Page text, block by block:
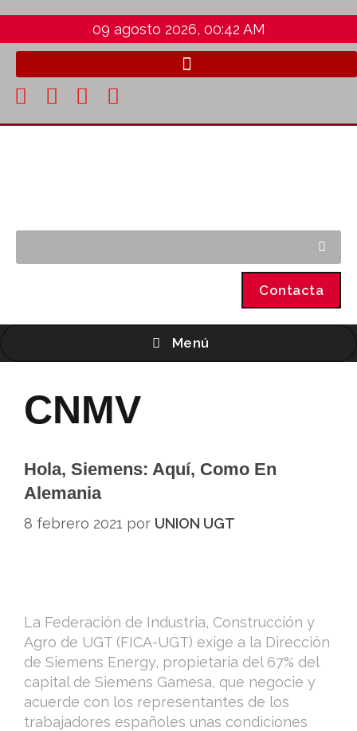
09 agosto 2026, 00:42 AM
Contacta
Menú
CNMV
Hola, Siemens: Aquí, Como En
Alemania
8 febrero 2021 por UNION UGT
La Federación de Industria, Construcción y
Agro de UGT (FICA-UGT) exige a la Dirección
de Siemens Energy, propietaria del 67% del
capital de Siemens Gamesa, que negocie y
acuerde con los representantes de los
trabajadores españoles unas condiciones